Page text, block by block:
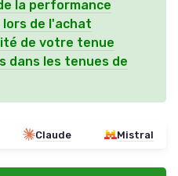
la performance
de l'achat
de votre tenue
dans les tenues de
Claude Mistral